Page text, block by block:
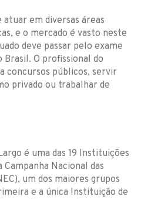
em diversas áreas
e o mercado é vasto neste
deve passar pelo exame
Brasil. O profissional do
concursos públicos, servir
privado ou trabalhar de
é uma das 19 Instituições
Nacional das
um dos maiores grupos
e a única Instituição de